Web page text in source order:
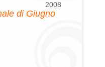
2008
di Giugno